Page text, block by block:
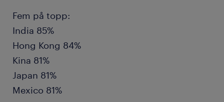
Fem på topp:
India 85%
Hong Kong 84%
Kina 81%
Japan 81%
Mexico 81%